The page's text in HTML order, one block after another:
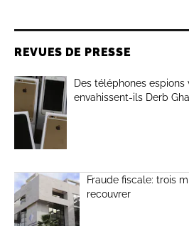
REVUES DE PRESSE
Des téléphones espions
envahissent-ils Derb
Fraude fiscale: trois
recouvrer